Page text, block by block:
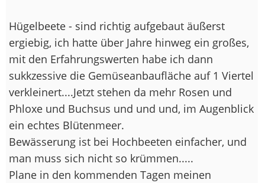
Hügelbeete - sind richtig aufgebaut äußerst
ergiebig, ich hatte über Jahre hinweg ein großes,
mit den Erfahrungswerten habe ich dann
sukkzessive die Gemüseanbaufläche auf 1 Viertel
verkleinert....Jetzt stehen da mehr Rosen und
Phloxe und Buchsus und und und, im Augenblick
ein echtes Blütenmeer.
Bewässerung ist bei Hochbeeten einfacher, und
man muss sich nicht so krümmen.....
Plane in den kommenden Tagen meinen